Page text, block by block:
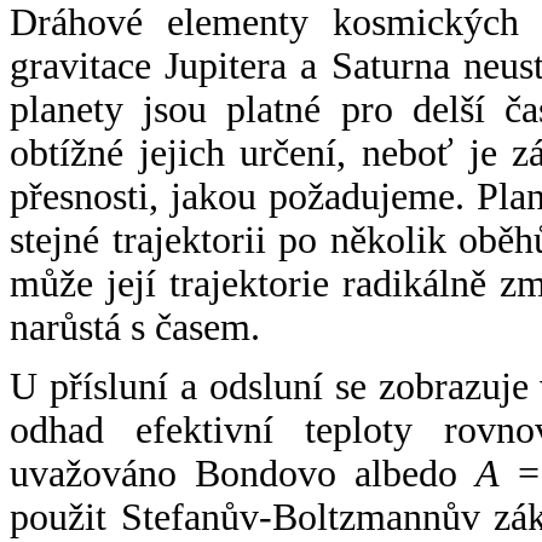
Dráhové elementy
gravitace Jupitera a Saturna
planety jsou platné pro delší
obtížné jejich určení, neboť je
přesnosti, jakou požadujeme.
stejné trajektorii po několik
může její trajektorie radikálně
narůstá s časem.
U přísluní a odsluní se
odhad efektivní teploty
uvažováno Bondovo albedoA
použit Stefanův-Boltzmannův